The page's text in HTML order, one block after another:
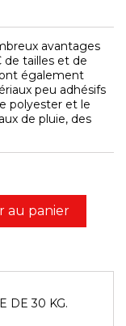
avantages
de tailles et de
également
peu adhésifs
polyester et le
de pluie, des
au panier
DE 30 KG.